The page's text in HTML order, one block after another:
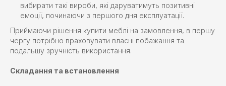
вибирати такі вироби, які даруватимуть позитивні
емоції, починаючи з першого дня експлуатації.
Приймаючи рішення купити меблі на замовлення, в першу
чергу потрібно враховувати власні побажання та
подальшу зручність використання.
Складання та встановлення